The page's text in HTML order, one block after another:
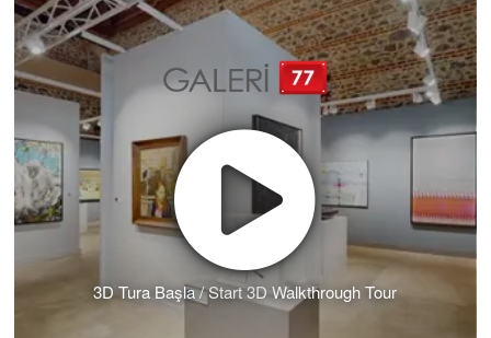
3D Tura Başla / Start 3D Walkthrough Tour